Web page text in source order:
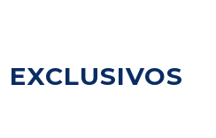
EXCLUSIVOS